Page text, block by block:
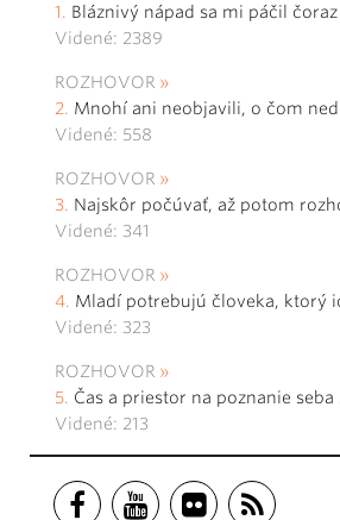
Bláznivý nápad sa mi páčil
Videné: 2389
ROZHOVOR
Mnohí ani neobjavili, o čom
Videné: 558
ROZHOVOR
Najskôr počúvať, až potom
Videné: 341
ROZHOVOR
Mladí potrebujú človeka, ktorý
Videné: 323
ROZHOVOR
Čas a priestor na poznanie seba
Videné: 213